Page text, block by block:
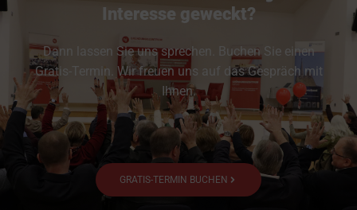
Interesse geweckt?
Dann lassen Sie uns sprechen. Buchen Sie einen
Gratis-Termin. Wir freuen uns auf das Gespräch mit
Ihnen.
GRATIS-TERMIN BUCHEN